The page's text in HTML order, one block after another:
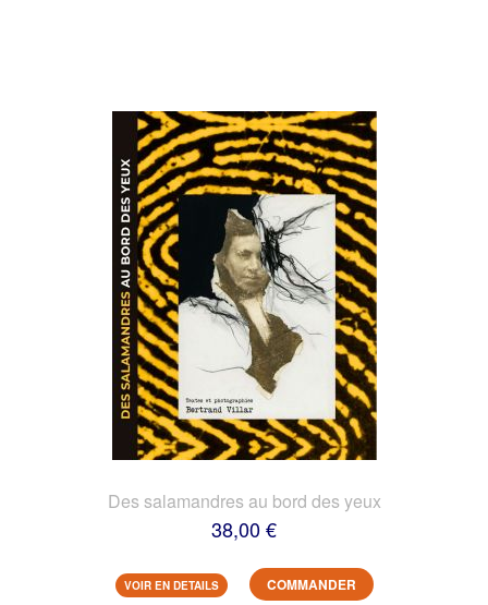
Des salamandres au bord des yeux
38,00 €
VOIR EN DETAILS COMMANDER